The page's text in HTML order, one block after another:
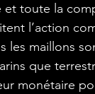
et toute la
l’action
les maillons
que
monétaire